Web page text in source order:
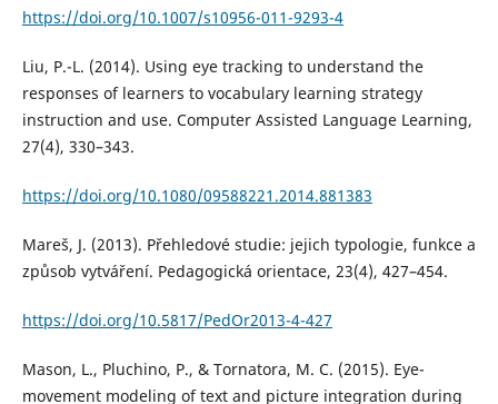
https://doi.org/10.1007/s10956-011-9293-4
Liu, P.-L. (2014). Using eye tracking to understand the
responses of learners to vocabulary learning strategy
instruction and use. Computer Assisted Language Learning,
27(4), 330–343.
https://doi.org/10.1080/09588221.2014.881383
Mareš, J. (2013). Přehledové studie: jejich typologie, funkce a
způsob vytváření. Pedagogická orientace, 23(4), 427–454.
https://doi.org/10.5817/PedOr2013-4-427
Mason, L., Pluchino, P., & Tornatora, M. C. (2015). Eye-
movement modeling of text and picture integration during